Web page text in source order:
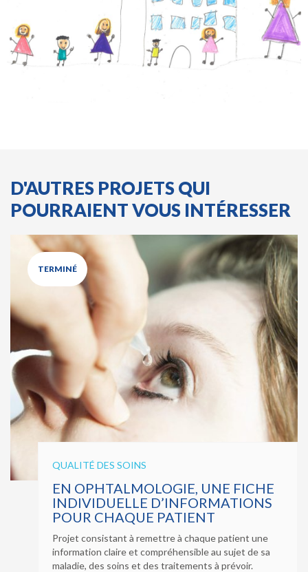
D'AUTRES PROJETS QUI
POURRAIENT VOUS INTÉRESSER
TERMINÉ
QUALITÉ DES SOINS
EN OPHTALMOLOGIE, UNE FICHE
INDIVIDUELLE D’INFORMATIONS
POUR CHAQUE PATIENT
Projet consistant à remettre à chaque patient une
information claire et compréhensible au sujet de sa
maladie, des soins et des traitements à prévoir.